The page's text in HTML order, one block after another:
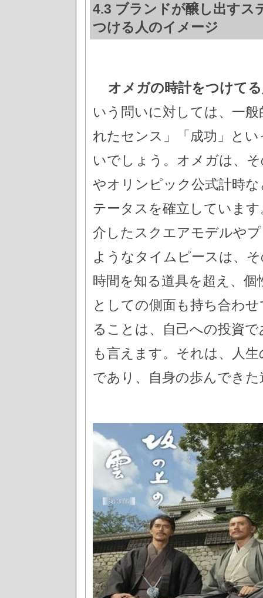
4.3 ブランドが醸し出す
つける人のイメージ
オメガの時計をつけて
いう問いに対しては、一
れたセンス」「成功」と
いでしょう。オメガは、
やオリンピック公式計時
テータスを確立していま
介したスクエアモデルや
ようなタイムピースは、
時間を知る道具を超え、
としての側面も持ち合わ
ることは、自己への投資
も言えます。それは、人
であり、自身の歩んでき